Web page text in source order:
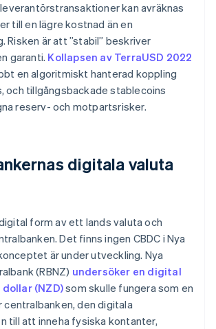
kan avräknas
till en lägre kostnad än en
Risken är att ”stabil” beskriver
garanti. Kollapsen av TerraUSD 2022
en algoritmiskt hanterad koppling
och tillgångsbackade stablecoins
reserv- och motpartsrisker.
digitala valuta
digital form av ett lands valuta och
Det finns ingen CBDC i Nya
är under utveckling. Nya
(RBNZ) undersöker en digital
(NZD)som skulle fungera som en
den digitala
till att inneha fysiska kontanter,